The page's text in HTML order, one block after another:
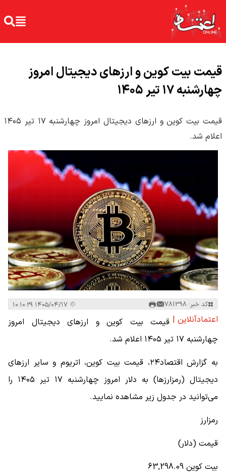
قیمت بیت کوین و ارز‌های دیجیتال امروز
چهارشنبه ۱۷ تیر ۱۴۰۵
قیمت بیت کوین و ارز‌های دیجیتال امروز چهارشنبه ۱۷ تیر ۱۴۰۵
اعلام شد.
کد خبر: 781398
اعتمادآنلاین | قیمت بیت کوین و ارز‌های دیجیتال امروز
چهارشنبه ۱۷ تیر ۱۴۰۵ اعلام شد.
به گزارش اقتصاد۲۴، قیمت بیت کوین، اتریوم و سایر ارز‌های
دیجیتال (رمزارزها) به دلار امروز چهارشنبه ۱۷ تیر ۱۴۰۵ را
می‌توانید در جدول زیر مشاهده نمایید.
رمزارز
قیمت (دلار)
بیت کوین 63,298.09